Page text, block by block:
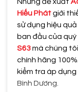
Hiếu Phátgiới
sử dụng hiệu quả
ban đầu của quý
S63mà chúng
chính hãng
kiểm tra áp
Bình Dương.